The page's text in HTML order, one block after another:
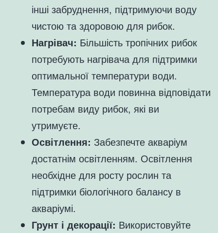
інші забруднення, підтримуючи воду
чистою та здоровою для рибок.
Нагрівач: Більшість тропічних рибок
потребують нагрівача для підтримки
оптимальної температури води.
Температура води повинна відповідати
потребам виду рибок, які ви
утримуєте.
Освітлення: Забезпечте акваріум
достатнім освітленням. Освітлення
необхідне для росту рослин та
підтримки біологічного балансу в
акваріумі.
Грунт і декорації: Використовуйте